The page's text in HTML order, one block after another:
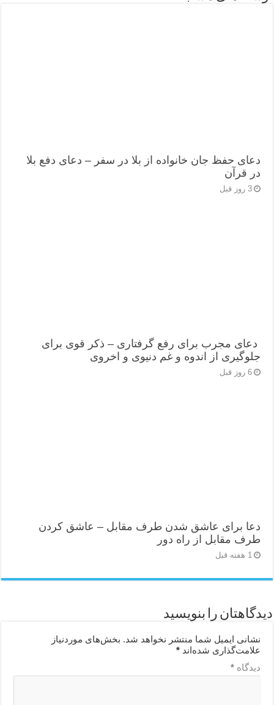
دعای حفظ جان خانواده از بلا در سفر – دعای دفع بلا
در قرآن
3 روز قبل
دعای مجرب برای رفع گرفتاری – ذکر قوی برای
جلوگیری از اندوه و غم دنیوی و اخروی
6 روز قبل
دعا برای عاشق شدن طرف مقابل – عاشق کردن
طرف مقابل از راه دور
1 هفته قبل
دیدگاهتان را بنویسید
نشانی ایمیل شما منتشر نخواهد شد. بخش‌های موردنیاز
علامت‌گذاری شده‌اند*
دیدگاه*